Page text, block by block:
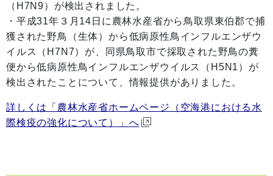
（H7N9）が検出されました。
・平成31年３月14日に農林水産省から鳥取県東伯郡で捕
獲された野鳥（生体）から低病原性鳥インフルエンザウ
イルス（H7N7）が、同県鳥取市で採取された野鳥の糞
便から低病原性鳥インフルエンザウイルス（H5N1）が
検出されたことについて、情報提供がありました。
詳しくは「農林水産省ホームページ（空海港における水
際検疫の強化について）」へ